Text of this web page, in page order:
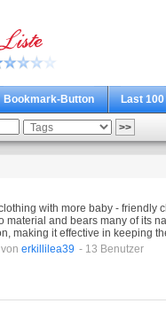
Bookmark-Button Last 100
with more baby - friendly
material and bears many of its
making it effective in keeping
von erkillilea39 - 13 Benutzer